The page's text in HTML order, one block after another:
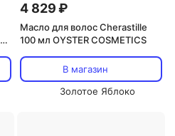
4 829 ₽
Масло для волос Cherastille
100 мл OYSTER COSMETICS
В магазин
Золотое Яблоко